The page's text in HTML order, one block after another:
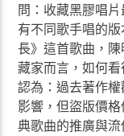
問：收藏黑膠唱
有不同歌手唱的
長》這首歌曲，
藏家而言，如何
認為：過去著作
影響，但盜版價
典歌曲的推廣與流